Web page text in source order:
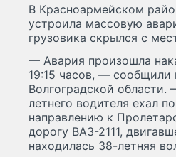
В Красноармейском
устроила массовую
грузовика скрылся с
— Авария произошла
19:15 часов, — сообщили
Волгоградской
летнего водителя ехал
направлению к
дорогу ВАЗ-2111,
находилась 38-летняя